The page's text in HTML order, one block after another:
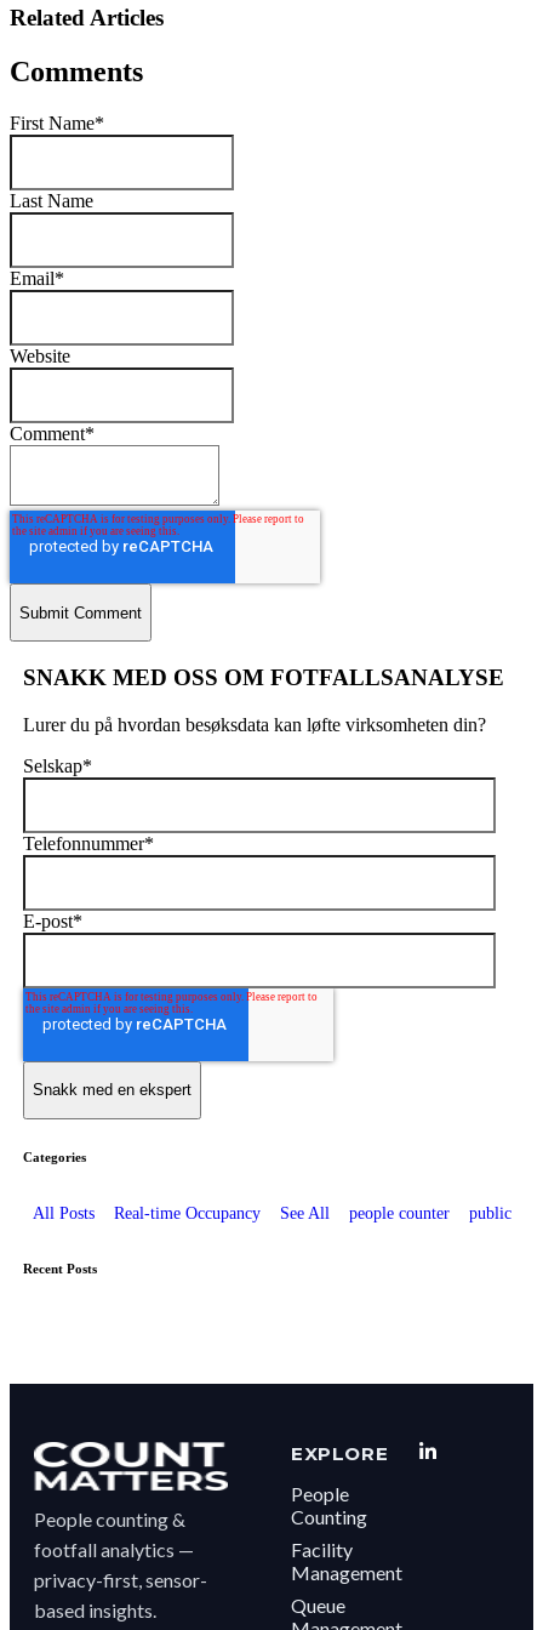
Related Articles
Comments
First Name*
Last Name
Email*
Website
Comment*
SNAKK MED OSS OM FOTFALLSANALYSE
Lurer du på hvordan besøksdata kan løfte virksomheten din?
Selskap*
Telefonnummer*
E-post*
Categories
All Posts Real-time Occupancy See All people counter public
Recent Posts
People counting &
footfall analytics —
privacy-first, sensor-
based insights.
EXPLORE
People
Counting
Facility
Management
Queue